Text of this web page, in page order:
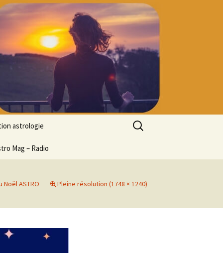
astrologie
à l’ASTROLOGIE
en ligne
Mag – Radio
Rechercher :
Noël ASTRO Pleine résolution (1748 × 1240)